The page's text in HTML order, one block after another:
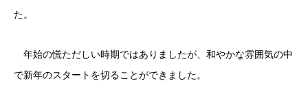
た。
年始の慌ただしい時期ではありましたが、和やかな雰囲気の中
で新年のスタートを切ることができました。